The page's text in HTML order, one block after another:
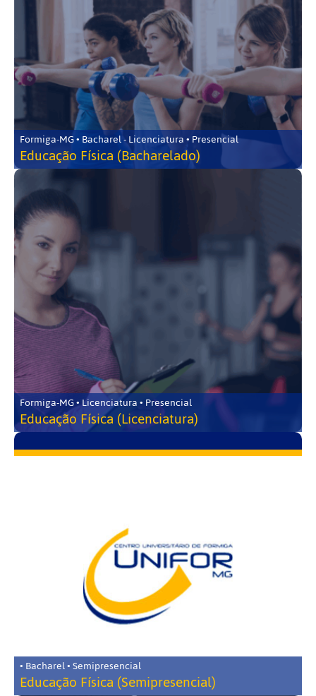
Formiga-MG • Bacharel - Licenciatura • Presencial
Educação Física (Bacharelado)
Formiga-MG • Licenciatura • Presencial
Educação Física (Licenciatura)
• Bacharel • Semipresencial
Educação Física (Semipresencial)